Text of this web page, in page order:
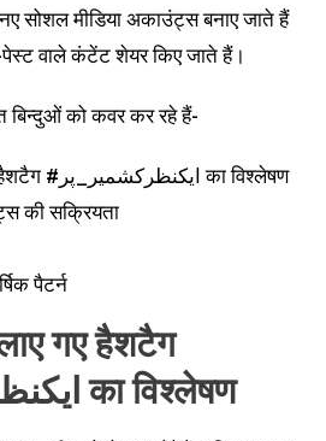
सोशल मीडिया अकाउंट्स बनाए जाते हैं
वाले कंटेंट शेयर किए जाते हैं।
बिन्दुओं को कवर कर रहे हैं-
पाकिस्तान में चलाए गए हैशटैग #ایکنظرکشمیر_پر का विश्लेषण
की सक्रियता
पैटर्न
गए हैशटैग
#ایکنظرکشمیر_پر का विश्लेषण